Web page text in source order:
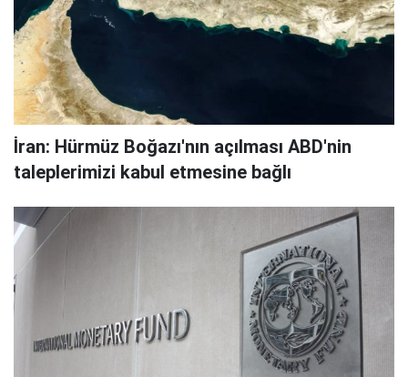
İran: Hürmüz Boğazı'nın açılması ABD'nin
taleplerimizi kabul etmesine bağlı